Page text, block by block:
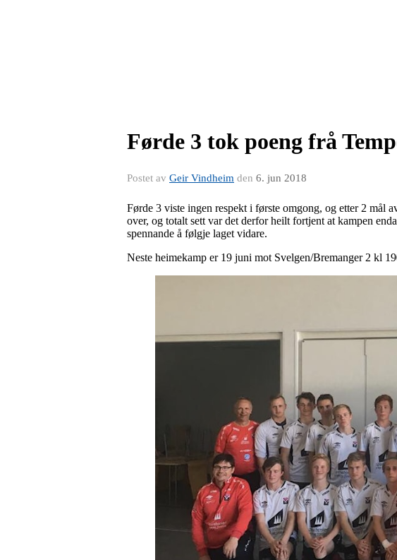
Førde 3 tok poeng frå
Postet av Geir Vindheim den 6. jun 2018
Førde 3 viste ingen respekt i første omgong, og etter 2 mål
over, og totalt sett var det derfor heilt fortjent at kampen
spennande å følgje laget vidare.
Neste heimekamp er 19 juni mot Svelgen/Bremanger 2 kl